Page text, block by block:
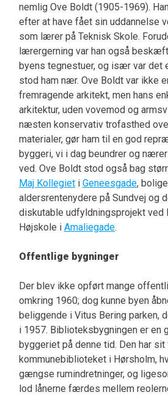
nemlig Ove Boldt (1905-1969).
efter at have fået sin uddannelse
som lærer på Teknisk Skole.
lærergerning var han også
byens tegnestuer, og især var det
stod ham nær. Ove Boldt var ikke
fremragende arkitekt, men hans
arkitektur, uden vovemod og
næsten konservativ trofasthed
materialer, gør ham til en god
byggeri, vi i dag beundrer og
ved. Ove Boldt stod også bag
Maj Kollegieti Geneesgade,
aldersrentenydere på Sundvej og
diskutable udfyldningsprojekt ved
Højskole i Amaliegade.
Offentlige bygninger
Der blev ikke opført mange
omkring 1960; dog kunne byen
beliggende i Vitus Bering parken,
i 1957. Biblioteksbygningen er en
byggeriet på denne tid. Den har
kommunebiblioteket i Hørsholm,
gængse rumindretninger, og
lod lånerne færdes mellem